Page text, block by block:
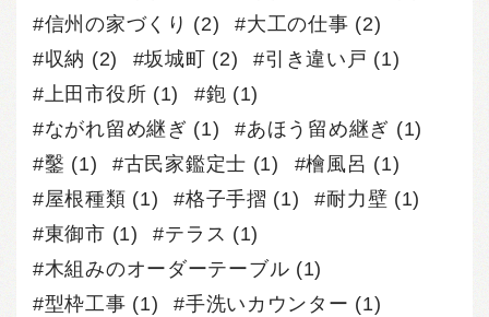
信州の家づくり (2) 大工の仕事 (2)
収納 (2) 坂城町 (2) 引き違い戸 (1)
上田市役所 (1) 鉋 (1)
ながれ留め継ぎ (1) あほう留め継ぎ (1)
鑿 (1) 古民家鑑定士 (1) 檜風呂 (1)
屋根種類 (1) 格子手摺 (1) 耐力壁 (1)
東御市 (1) テラス (1)
木組みのオーダーテーブル (1)
型枠工事 (1) 手洗いカウンター (1)